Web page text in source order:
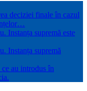
deciziei finale în cazul
Instanța supremă este
Instanța supremă
au introdus în